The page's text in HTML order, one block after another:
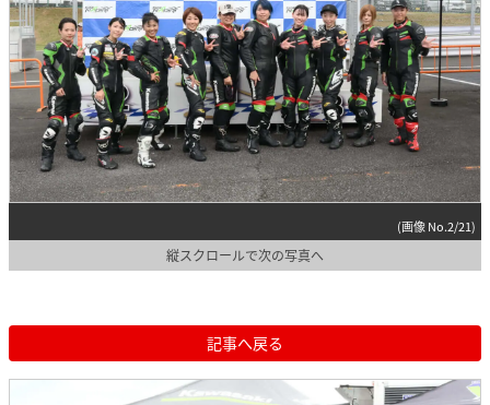
(画像 No.2/21)
縦スクロールで次の写真へ
記事へ戻る